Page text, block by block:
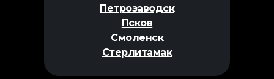
Петрозаводск
Псков
Смоленск
Стерлитамак